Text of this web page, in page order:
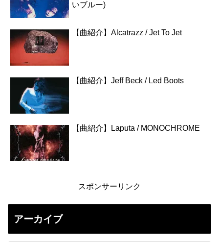
いブルー)
【曲紹介】Alcatrazz / Jet To Jet
【曲紹介】Jeff Beck / Led Boots
【曲紹介】Laputa / MONOCHROME
スポンサーリンク
アーカイブ